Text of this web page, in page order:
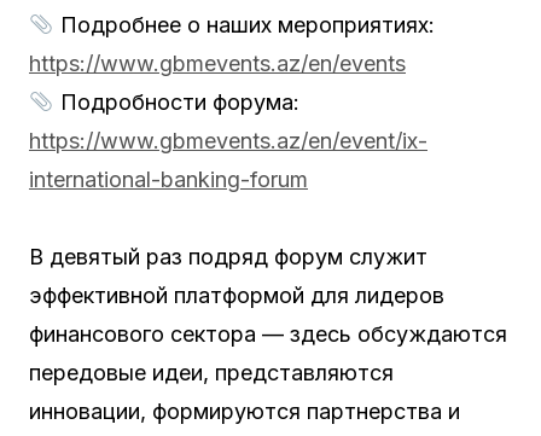
Подробнее о наших мероприятиях:
https://www.gbmevents.az/en/events
Подробности форума:
https://www.gbmevents.az/en/event/ix-
international-banking-forum
В девятый раз подряд форум служит
эффективной платформой для лидеров
финансового сектора — здесь обсуждаются
передовые идеи, представляются
инновации, формируются партнерства и